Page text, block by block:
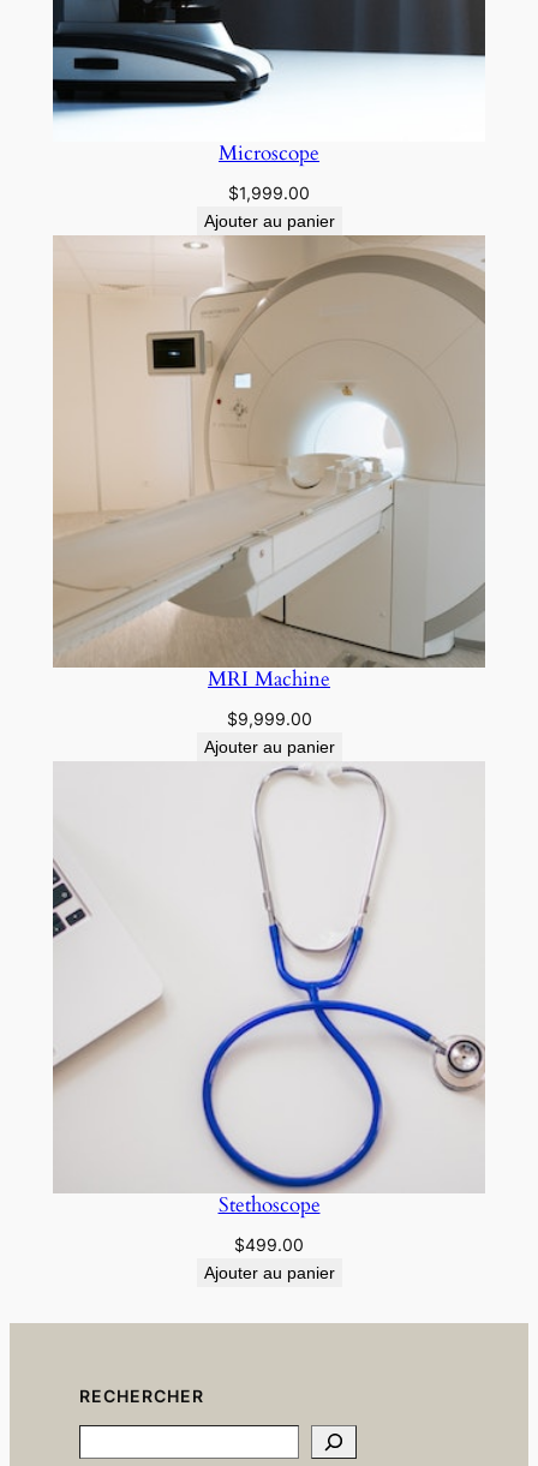
Microscope
$1,999.00
Ajouter au panier
MRI Machine
$9,999.00
Ajouter au panier
Stethoscope
$499.00
Ajouter au panier
RECHERCHER